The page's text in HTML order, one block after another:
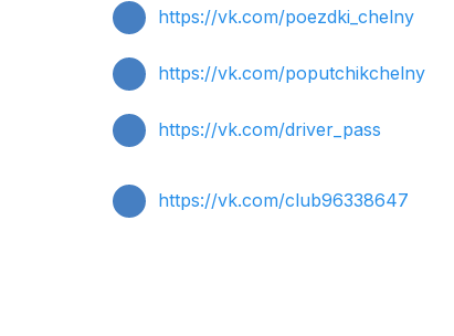
https://vk.com/poezdki_chelny
https://vk.com/poputchikchelny
https://vk.com/driver_pass
https://vk.com/club96338647